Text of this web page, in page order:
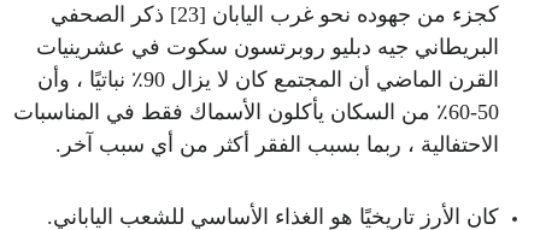
كجزء من جهوده نحو غرب اليابان [23] ذكر الصحفي
البريطاني جيه دبليو روبرتسون سكوت في عشرينيات
القرن الماضي أن المجتمع كان لا يزال 90٪ نباتيًا ، وأن
50-60٪ من السكان يأكلون الأسماك فقط في المناسبات
الاحتفالية ، ربما بسبب الفقر أكثر من أي سبب آخر.
كان الأرز تاريخيًا هو الغذاء الأساسي للشعب الياباني.